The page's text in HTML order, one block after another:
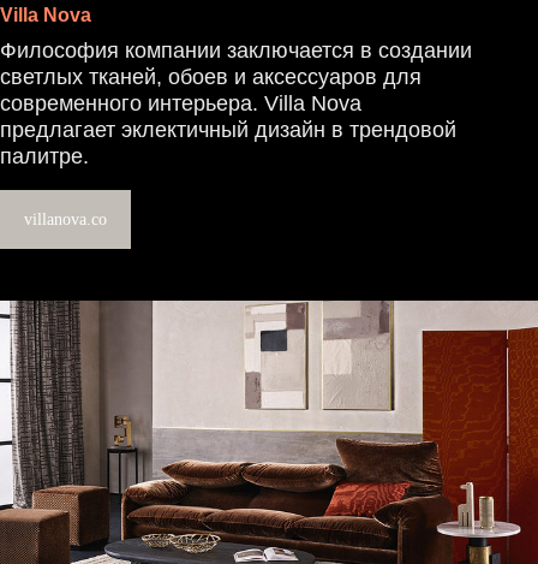
Villa Nova
Философия компании заключается в создании
светлых тканей, обоев и аксессуаров для
современного интерьера. Villa Nova
предлагает эклектичный дизайн в трендовой
палитре.
villanova.co